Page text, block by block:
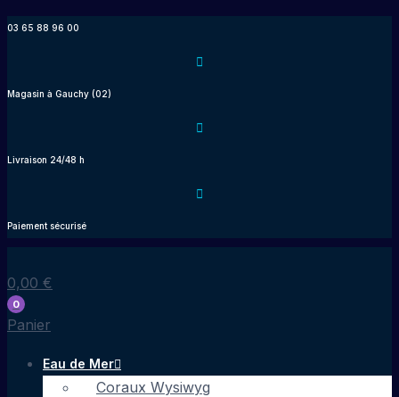
03 65 88 96 00
Magasin à Gauchy (02)
Livraison 24/48 h
Paiement sécurisé
0,00 €
0
Panier
Eau de Mer
Coraux Wysiwyg